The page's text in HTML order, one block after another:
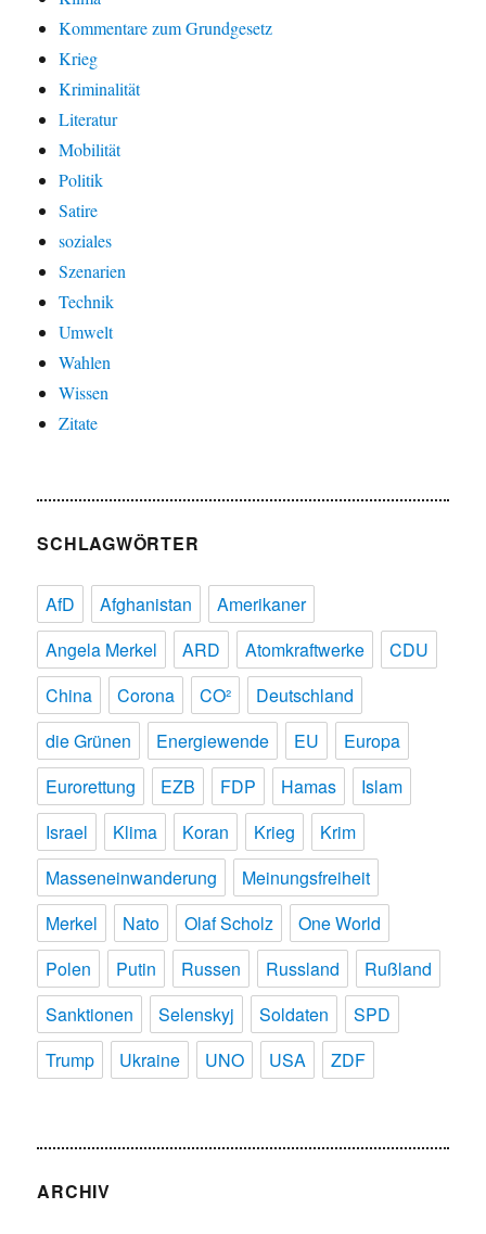
Kommentare zum Grundgesetz
Krieg
Kriminalität
Literatur
Mobilität
Politik
Satire
soziales
Szenarien
Technik
Umwelt
Wahlen
Wissen
Zitate
SCHLAGWÖRTER
AfD Afghanistan
Amerikaner
Angela Merkel
ARD Atomkraftwerke
CDU
China
Corona CO²
Deutschland
die Grünen
Energiewende EU
Europa
Eurorettung
EZB FDP Hamas
Islam
Israel
Klima Koran Krieg
Krim
Masseneinwanderung
Meinungsfreiheit
Merkel
Nato Olaf Scholz
One World
Polen
Putin Russen Russland
Rußland
Sanktionen
Selenskyj Soldaten
SPD
Trump
Ukraine UNO USA ZDF
ARCHIV